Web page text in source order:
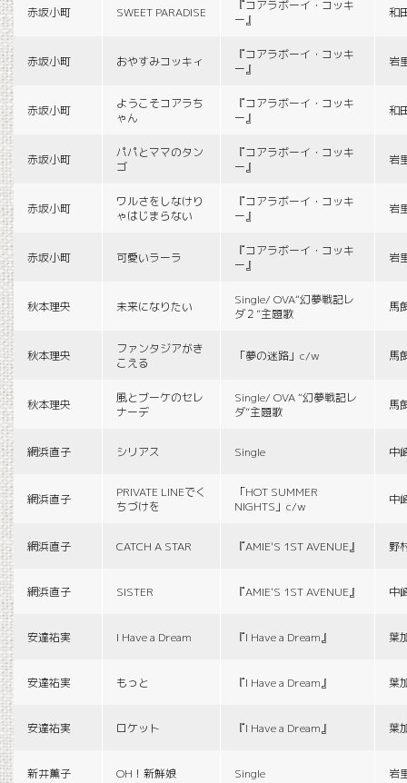
赤坂小町 SWEET PARADISE
『コアラボーイ・コッキ
ー』
和
赤坂小町 おやすみコッキィ
『コアラボーイ・コッキ
ー』
岩
赤坂小町
ようこそコアラち
ゃん
『コアラボーイ・コッキ
ー』
和
赤坂小町
パパとママのタン
ゴ
『コアラボーイ・コッキ
ー』
岩
赤坂小町
ワルさをしなけり
ゃはじまらない
『コアラボーイ・コッキ
ー』
岩
赤坂小町 可愛いラーラ
『コアラボーイ・コッキ
ー』
岩
秋本理央 未来になりたい
Single/ OVA“幻夢戦記レ
ダ２”主題歌
馬
秋本理央
ファンタジアがき
こえる
「夢の迷路」c/w 馬
秋本理央
風とブーケのセレ
ナーデ
Single/ OVA “幻夢戦記レ
ダ”主題歌
馬
網浜直子 シリアス Single 中
網浜直子
PRIVATE LINEでく
ちづけを
「HOT SUMMER
NIGHTS」c/w
中
網浜直子 CATCH A STAR 『AMIE'S 1ST AVENUE』 野
網浜直子 SISTER 『AMIE'S 1ST AVENUE』 中
安達祐実 I Have a Dream 『I Have a Dream』 葉
安達祐実 もっと 『I Have a Dream』 葉
安達祐実 ロケット 『I Have a Dream』 葉
新井薫子 OH！新鮮娘 Single 岩